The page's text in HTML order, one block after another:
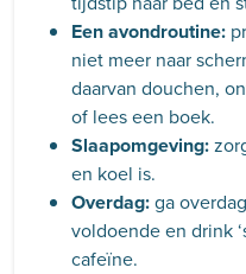
Een avondroutine:
niet meer naar
daarvan douchen,
of lees een boek.
Slaapomgeving:
en koel is.
Overdag:ga
voldoende en drink
cafeïne.